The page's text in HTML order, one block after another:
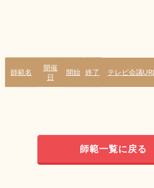
師範名
開催
日
開始 終了 テレビ会議URL
師範一覧に戻る